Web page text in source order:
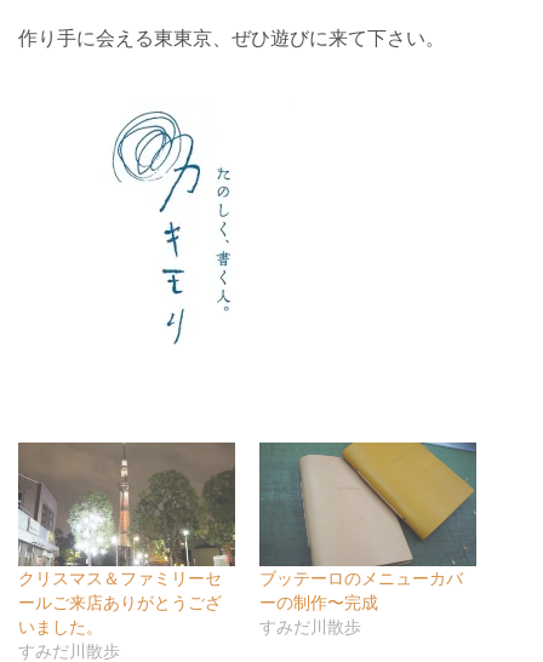
作り手に会える東東京、ぜひ遊びに来て下さい。
クリスマス＆ファミリーセ
ールご来店ありがとうござ
いました。
すみだ川散歩
ブッテーロのメニューカバ
ーの制作〜完成
すみだ川散歩